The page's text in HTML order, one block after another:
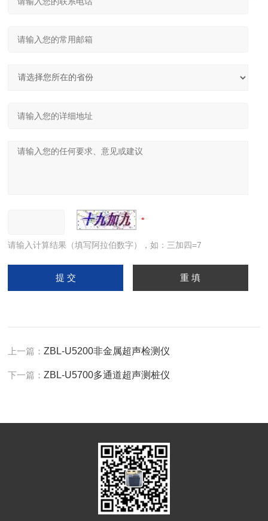
请输入计算结果（填写阿拉伯数字），如：三加四=7
上一篇：ZBL-U5200非金属超声检测仪
下一篇：ZBL-U5700多通道超声测桩仪